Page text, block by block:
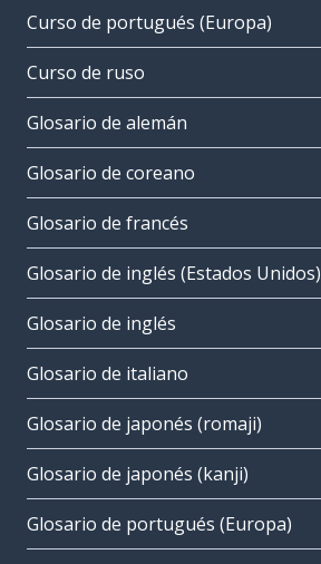
Curso de portugués (Europa)
Curso de ruso
Glosario de alemán
Glosario de coreano
Glosario de francés
Glosario de inglés (Estados Unidos)
Glosario de inglés
Glosario de italiano
Glosario de japonés (romaji)
Glosario de japonés (kanji)
Glosario de portugués (Europa)